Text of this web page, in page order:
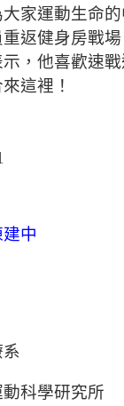
家運動生命
返健身房戰
，他喜歡速
這裡！
中
科學研究所